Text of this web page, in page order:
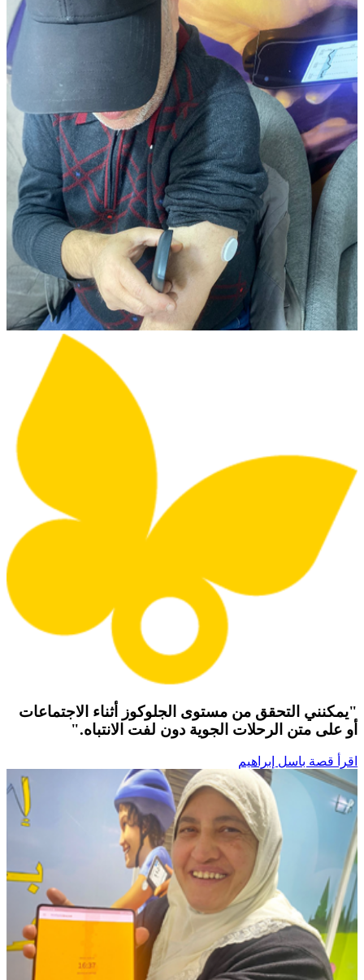
"يمكنني التحقق من مستوى الجلوكوز أثناء الاجتماعات
أو على متن الرحلات الجوية دون لفت الانتباه."
اقرأ قصة باسل إبراهيم